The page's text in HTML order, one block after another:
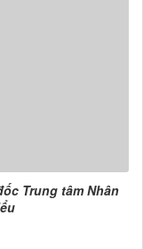
Trung tâm Nhân